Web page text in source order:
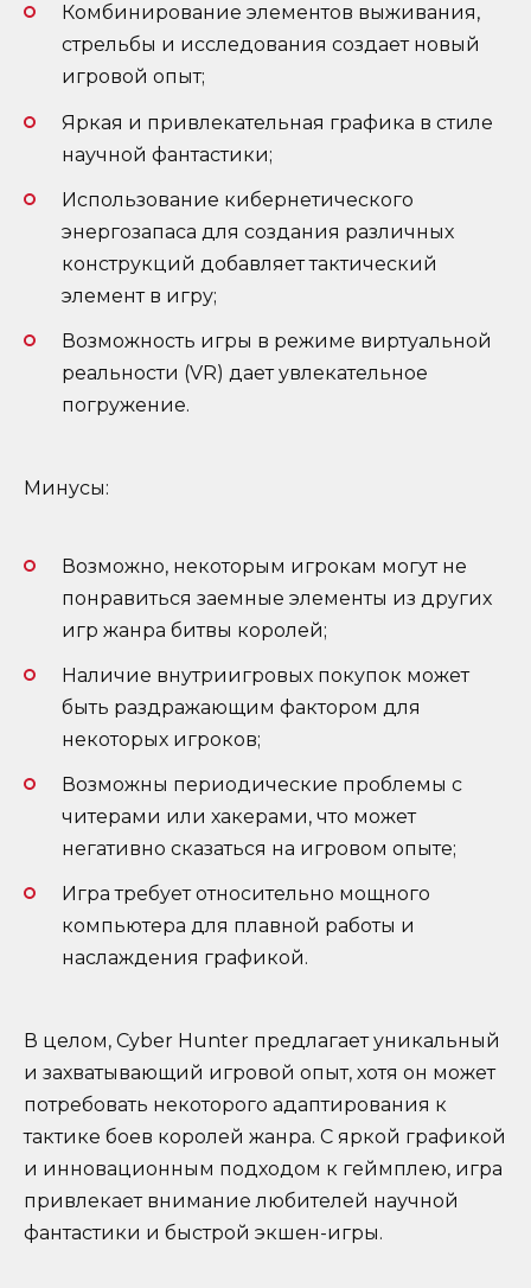
Комбинирование элементов выживания,
стрельбы и исследования создает новый
игровой опыт;
Яркая и привлекательная графика в стиле
научной фантастики;
Использование кибернетического
энергозапаса для создания различных
конструкций добавляет тактический
элемент в игру;
Возможность игры в режиме виртуальной
реальности (VR) дает увлекательное
погружение.
Минусы:
Возможно, некоторым игрокам могут не
понравиться заемные элементы из других
игр жанра битвы королей;
Наличие внутриигровых покупок может
быть раздражающим фактором для
некоторых игроков;
Возможны периодические проблемы с
читерами или хакерами, что может
негативно сказаться на игровом опыте;
Игра требует относительно мощного
компьютера для плавной работы и
наслаждения графикой.
В целом, Cyber Hunter предлагает уникальный
и захватывающий игровой опыт, хотя он может
потребовать некоторого адаптирования к
тактике боев королей жанра. С яркой графикой
и инновационным подходом к геймплею, игра
привлекает внимание любителей научной
фантастики и быстрой экшен-игры.